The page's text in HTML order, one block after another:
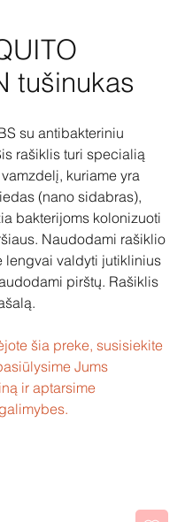
tušinukas
su antibakteriniu
rašiklis turi specialią
kuriame yra
(nano sidabras),
bakterijoms kolonizuoti
Naudodami rašiklio
lengvai valdyti jutiklinius
pirštų. Rašiklis
šia preke, susisiekite
Jums
ir aptarsime